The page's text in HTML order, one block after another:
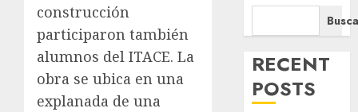
construcción
participaron también
alumnos del ITACE. La
obra se ubica en una
explanada de una
RECENT
POSTS